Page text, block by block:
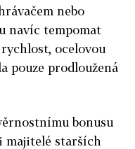
nebo
navíc tempomat
ocelovou
pouze prodloužená
bonusu
starších